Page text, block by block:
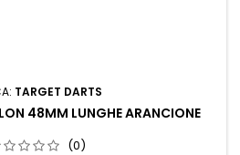
TARGET DARTS
48MM LUNGHE ARANCIONE
(0)